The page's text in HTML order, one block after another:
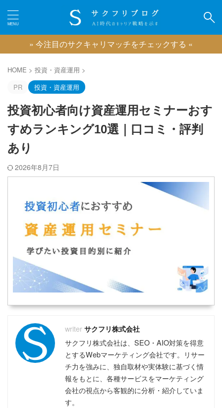
カテゴリー
ピックアップ
IT業界に強い転職エージェント
広告業界に強い転職エージェント
ゲーム業界に強い転職エージェント
映像業界に強い転職エージェント
コンサル業界に強い転職エージェント
クリエイティブ職に強い転職エージェント
おすすめのキャリアコーチング
おすすめの退職代行サービス
おすすめのフリーランスエージェント
おすすめのコンサルタントエージェント
おすすめの副業エージェント
おすすめのクラウドソーシング
おすすめのWebマーケティングスクール
おすすめのWebライタースクール
おすすめのWebデザインスクール
おすすめの動画編集スクール
おすすめのアフィリエイトスクール
おすすめのバーチャルオフィス
おすすめのファクタリング
おすすめの不動産クラウドファンディング
おすすめのソーシャルレンディング
おすすめの資産運用セミナー
おすすめの不動産投資セミナー
おすすめの株式投資スクール
» 今注目のサクキャリマッチをチェックする «
HOME > 投資・資産運用 >
PR
投資・資産運用
投資初心者向け資産運用セミナーおす
すめランキング10選｜口コミ・評判
あり
2026年8月7日
サクフリ株式会社
サクフリ株式会社は、SEO・AIO対策を得意
とするWebマーケティング会社です。リサー
チ力を強みに、独自取材や実体験に基づく情
報をもとに、各種サービスをマーケティング
会社の視点から客観的に分析・紹介していま
す。